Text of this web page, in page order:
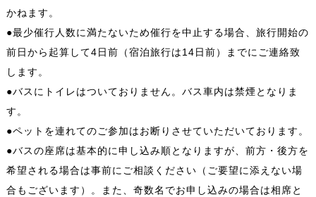
かねます。
●最少催行人数に満たないため催行を中止する場合、旅行開始の
前日から起算して4日前（宿泊旅行は14日前）までにご連絡致
します。
●バスにトイレはついておりません。バス車内は禁煙となりま
す。
●ペットを連れてのご参加はお断りさせていただいております。
●バスの座席は基本的に申し込み順となりますが、前方・後方を
希望される場合は事前にご相談ください（ご要望に添えない場
合もございます）。また、奇数名でお申し込みの場合は相席と